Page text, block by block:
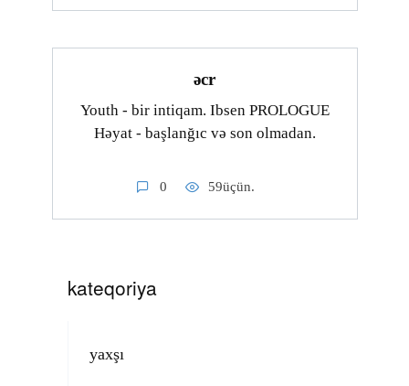
əcr
Youth - bir intiqam. Ibsen PROLOGUE
Həyat - başlanğıc və son olmadan.
0 59üçün.
kateqoriya
yaxşı